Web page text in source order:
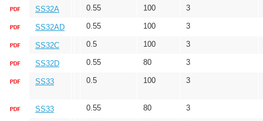
SS32A 0.55 100 3
SS32AD 0.55 100 3
SS32C 0.5 100 3
SS32D 0.55 80 3
SS33 0.5 100 3
SS33 0.55 80 3